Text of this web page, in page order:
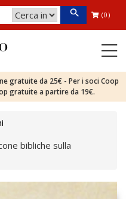
(0)
gratuite da 25€ - Per i soci Coop
gratuite a partire da 19€.
bibliche sulla